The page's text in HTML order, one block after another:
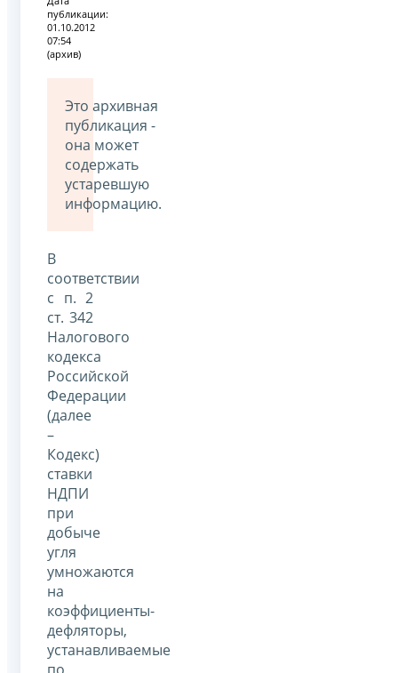
публикации:
01.10.2012
07:54
(архив)
Это архивная
публикация -
она может
содержать
устаревшую
информацию.
В
соответствии
с п. 2
ст. 342
Налогового
кодекса
Российской
Федерации
(далее
–
Кодекс)
ставки
НДПИ
при
добыче
угля
умножаются
на
коэффициенты-
дефляторы,
устанавливаемые
по